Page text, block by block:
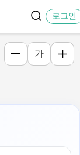
로그인
가